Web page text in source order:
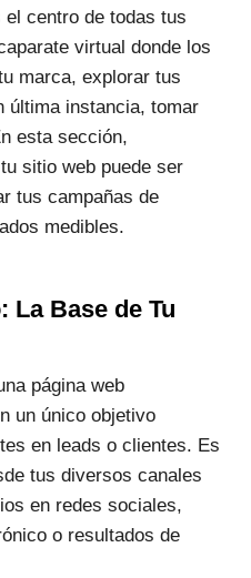
centro de todas tus
virtual donde los
marca, explorar tus
última instancia, tomar
esta sección,
sitio web puede ser
tus campañas de
medibles.
La Base de Tu
página web
un único objetivo
en leads o clientes. Es
tus diversos canales
en redes sociales,
o resultados de